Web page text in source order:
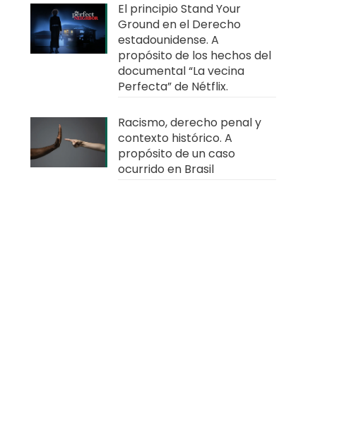
El principio Stand Your
Ground en el Derecho
estadounidense. A
propósito de los hechos del
documental “La vecina
Perfecta” de Nétflix.
Racismo, derecho penal y
contexto histórico. A
propósito de un caso
ocurrido en Brasil